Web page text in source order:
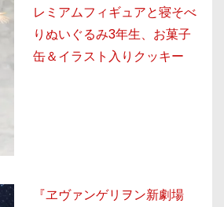
レミアムフィギュアと寝そべ
りぬいぐるみ3年生、お菓子
缶＆イラスト入りクッキー
『ヱヴァンゲリヲン新劇場